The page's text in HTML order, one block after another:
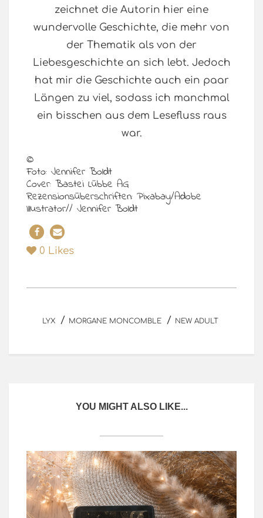
zeichnet die Autorin hier eine
wundervolle Geschichte, die mehr von
der Thematik als von der
Liebesgeschichte an sich lebt. Jedoch
hat mir die Geschichte auch ein paar
Längen zu viel, sodass ich manchmal
ein bisschen aus dem Lesefluss raus
war.
©
Foto: Jennifer Boldt
Cover: Bastei Lübbe AG
Rezensionsüberschriften: Pixabay/Adobe
Illustrator// Jennifer Boldt
0 Likes
LYX / MORGANE MONCOMBLE / NEW ADULT
YOU MIGHT ALSO LIKE...